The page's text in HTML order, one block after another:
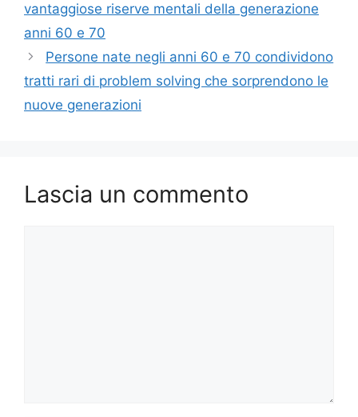
vantaggiose riserve mentali della generazione
anni 60 e 70
Persone nate negli anni 60 e 70 condividono
tratti rari di problem solving che sorprendono le
nuove generazioni
Lascia un commento